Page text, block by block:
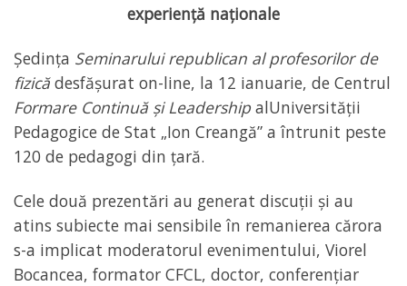
experiență naționale
Ședința Seminarului republican al profesorilor de
fizicădesfășurat on-line, la 12 ianuarie, de Centrul
Formare Continuă și Leadership alUniversității
Pedagogice de Stat „Ion Creangă” a întrunit peste
120 de pedagogi din țară.
Cele două prezentări au generat discuții și au
atins subiecte mai sensibile în remanierea cărora
s-a implicat moderatorul evenimentului, Viorel
Bocancea, formator CFCL, doctor, conferențiar